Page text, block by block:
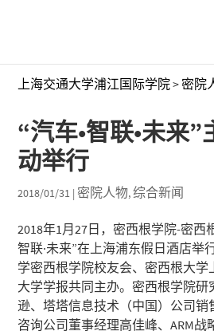
上海交通大学浦江国际学院> 密院
“汽车•智联•未来
动举行
2018/01/31 | 密院人物,综合新闻
2018年1月27日，密西根学院-密西
智联·未来”在上海浦东假日酒店举
学密西根学院校友会、密西根大
大学学报共同主办。密西根学院研
逊、塔塔信息技术（中国）公司
咨询公司董事经理高佳峰、ARM